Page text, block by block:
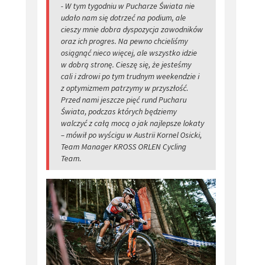
- W tym tygodniu w Pucharze Świata nie
udało nam się dotrzeć na podium, ale
cieszy mnie dobra dyspozycja zawodników
oraz ich progres. Na pewno chcieliśmy
osiągnąć nieco więcej, ale wszystko idzie
w dobrą stronę. Cieszę się, że jesteśmy
cali i zdrowi po tym trudnym weekendzie i
z optymizmem patrzymy w przyszłość.
Przed nami jeszcze pięć rund Pucharu
Świata, podczas których będziemy
walczyć z całą mocą o jak najlepsze lokaty
– mówił po wyścigu w Austrii Kornel Osicki,
Team Manager KROSS ORLEN Cycling
Team.